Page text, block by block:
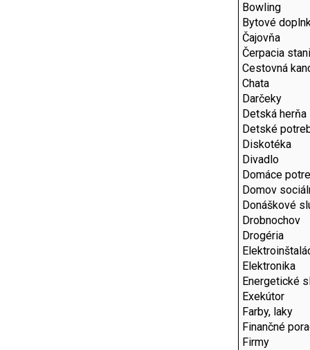
Bowling
Bytové
Čajovňa
Čerpacia
Cestovná
Chata
Darčeky
Detská herňa
Detské
Diskotéka
Divadlo
Domáce
Domov
Donáškové
Drobnochov
Drogéria
Elektronika
Energetické
Exekútor
Farby, laky
Finančné
Firmy